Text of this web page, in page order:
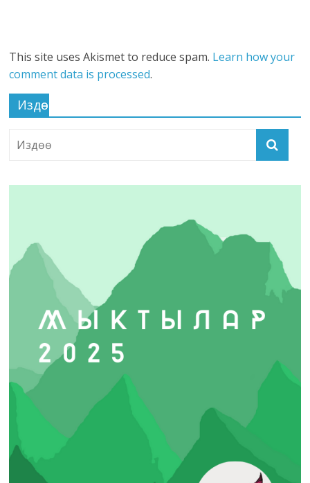
This site uses Akismet to reduce spam. Learn how your
comment data is processed.
Издөө